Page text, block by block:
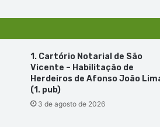
1. Cartório Notarial de São
Vicente – Habilitação de
Herdeiros de Afonso João
(1. pub)
3 de agosto de 2026